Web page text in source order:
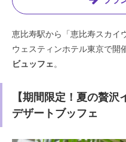
恵比寿駅から「恵比寿スカイ
ウェスティンホテル東京で開
ビュッフェ。
【期間限定！夏の贅
デザートブッフェ